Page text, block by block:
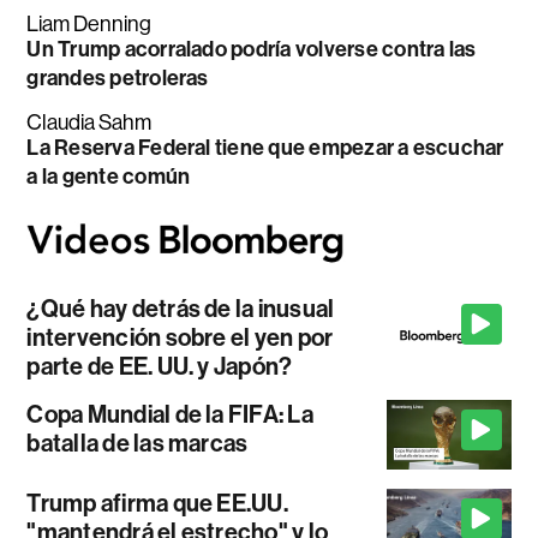
Liam Denning
Un Trump acorralado podría volverse contra las
grandes petroleras
Claudia Sahm
La Reserva Federal tiene que empezar a escuchar
a la gente común
¿Qué hay detrás de la inusual
intervención sobre el yen por
parte de EE. UU. y Japón?
Copa Mundial de la FIFA: La
batalla de las marcas
Trump afirma que EE.UU.
"mantendrá el estrecho" y lo